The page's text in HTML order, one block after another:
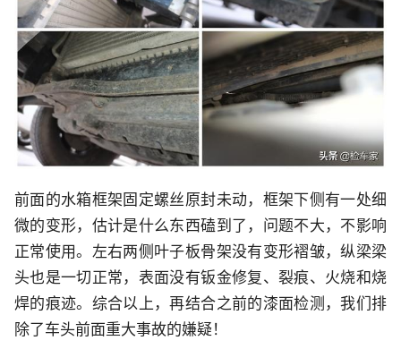
前面的水箱框架固定螺丝原封未动，框架下侧有一处细
微的变形，估计是什么东西磕到了，问题不大，不影响
正常使用。左右两侧叶子板骨架没有变形褶皱，纵梁梁
头也是一切正常，表面没有钣金修复、裂痕、火烧和烧
焊的痕迹。综合以上，再结合之前的漆面检测，我们排
除了车头前面重大事故的嫌疑！